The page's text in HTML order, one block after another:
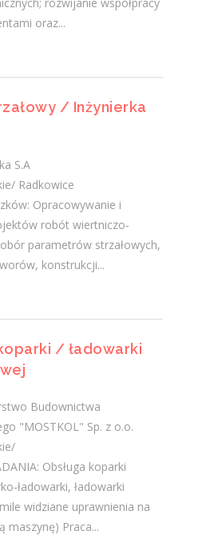
oraz...
/ Inżynierka
S.A
Radkowice
Opracowywanie i
robót wiertniczo-
parametrów strzałowych,
konstrukcji...
/ ładowarki
Budownictwa
"MOSTKOL" Sp. z o.o.
Obsługa koparki
ładowarki, ładowarki
widziane uprawnienia na
maszynę) Praca...